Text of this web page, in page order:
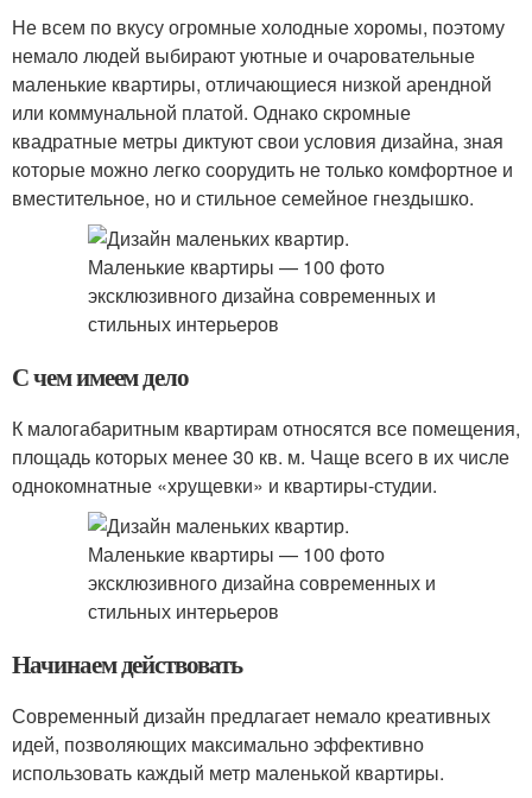
Не всем по вкусу огромные холодные хоромы, поэтому
немало людей выбирают уютные и очаровательные
маленькие квартиры, отличающиеся низкой арендной
или коммунальной платой. Однако скромные
квадратные метры диктуют свои условия дизайна, зная
которые можно легко соорудить не только комфортное и
вместительное, но и стильное семейное гнездышко.
С чем имеем дело
К малогабаритным квартирам относятся все помещения,
площадь которых менее 30 кв. м. Чаще всего в их числе
однокомнатные «хрущевки» и квартиры-студии.
Начинаем действовать
Современный дизайн предлагает немало креативных
идей, позволяющих максимально эффективно
использовать каждый метр маленькой квартиры.